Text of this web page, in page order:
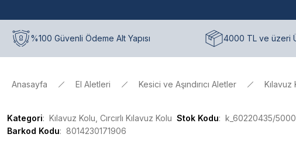
%100 Güvenli Ödeme Alt Yapısı 4000 TL ve üzeri
Anasayfa El Aletleri Kesici ve Aşındırıcı Aletler Kılavuz
Kategori Kılavuz Kolu, Cırcırlı Kılavuz Kolu Stok Kodu
k_60220435/5000
Barkod Kodu
8014230171906